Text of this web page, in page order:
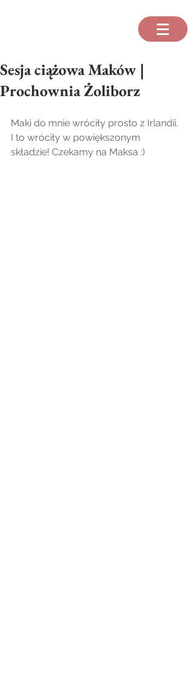
Sesja ciążowa Maków |
Prochownia Żoliborz
Maki do mnie wróciły prosto z Irlandii.
I to wróciły w powiększonym
składzie! Czekamy na Maksa :)